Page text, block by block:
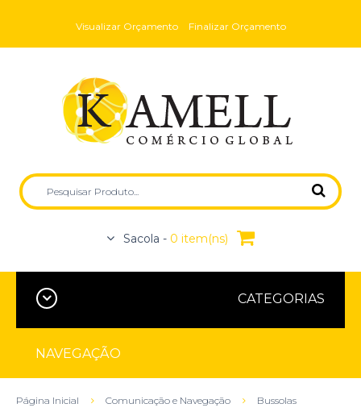
Visualizar Orçamento Finalizar Orçamento
Sacola - 0 item(ns)
CATEGORIAS
NAVEGAÇÃO
Página Inicial Comunicação e Navegação Bussolas